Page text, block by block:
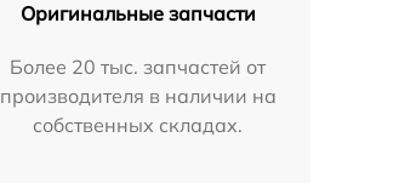
Оригинальные запчасти
Более 20 тыс. запчастей от
производителя в наличии на
собственных складах.